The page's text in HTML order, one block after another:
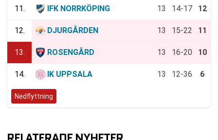
11. IFK NORRKÖPING 13 14-17 12
12. DJURGÅRDEN 13 15-22 11
13. ROSENGÅRD 13 16-20 10
14. IK UPPSALA 13 12-36 6
Nedflyttning